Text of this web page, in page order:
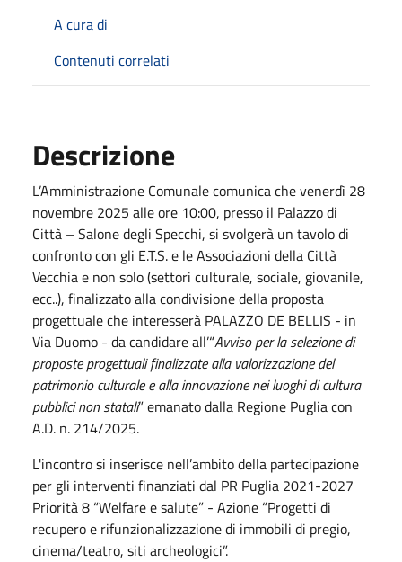
A cura di
Contenuti correlati
Descrizione
L’Amministrazione Comunale comunica che venerdì 28
novembre 2025 alle ore 10:00, presso il Palazzo di
Città – Salone degli Specchi, si svolgerà un tavolo di
confronto con gli E.T.S. e le Associazioni della Città
Vecchia e non solo (settori culturale, sociale, giovanile,
ecc..), finalizzato alla condivisione della proposta
progettuale che interesserà PALAZZO DE BELLIS - in
Via Duomo - da candidare all’“Avviso per la selezione di
proposte progettuali finalizzate alla valorizzazione del
patrimonio culturale e alla innovazione nei luoghi di cultura
pubblici non statali”emanato dalla Regione Puglia con
A.D. n. 214/2025.
L'incontro si inserisce nell’ambito della partecipazione
per gli interventi finanziati dal PR Puglia 2021-2027
Priorità 8 “Welfare e salute” - Azione “Progetti di
recupero e rifunzionalizzazione di immobili di pregio,
cinema/teatro, siti archeologici”.